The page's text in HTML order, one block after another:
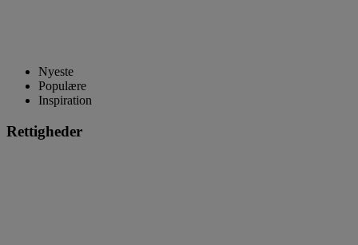
Nyeste
Populære
Inspiration
Rettigheder